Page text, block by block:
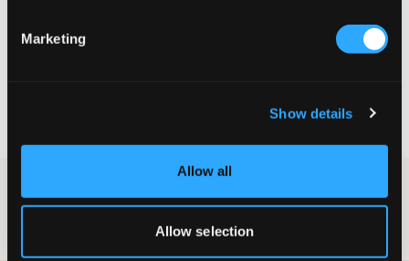
Marketing
Show details
Allow all
Allow selection
Dreng Sko Sandaler Slippers Badetøfler
Fila